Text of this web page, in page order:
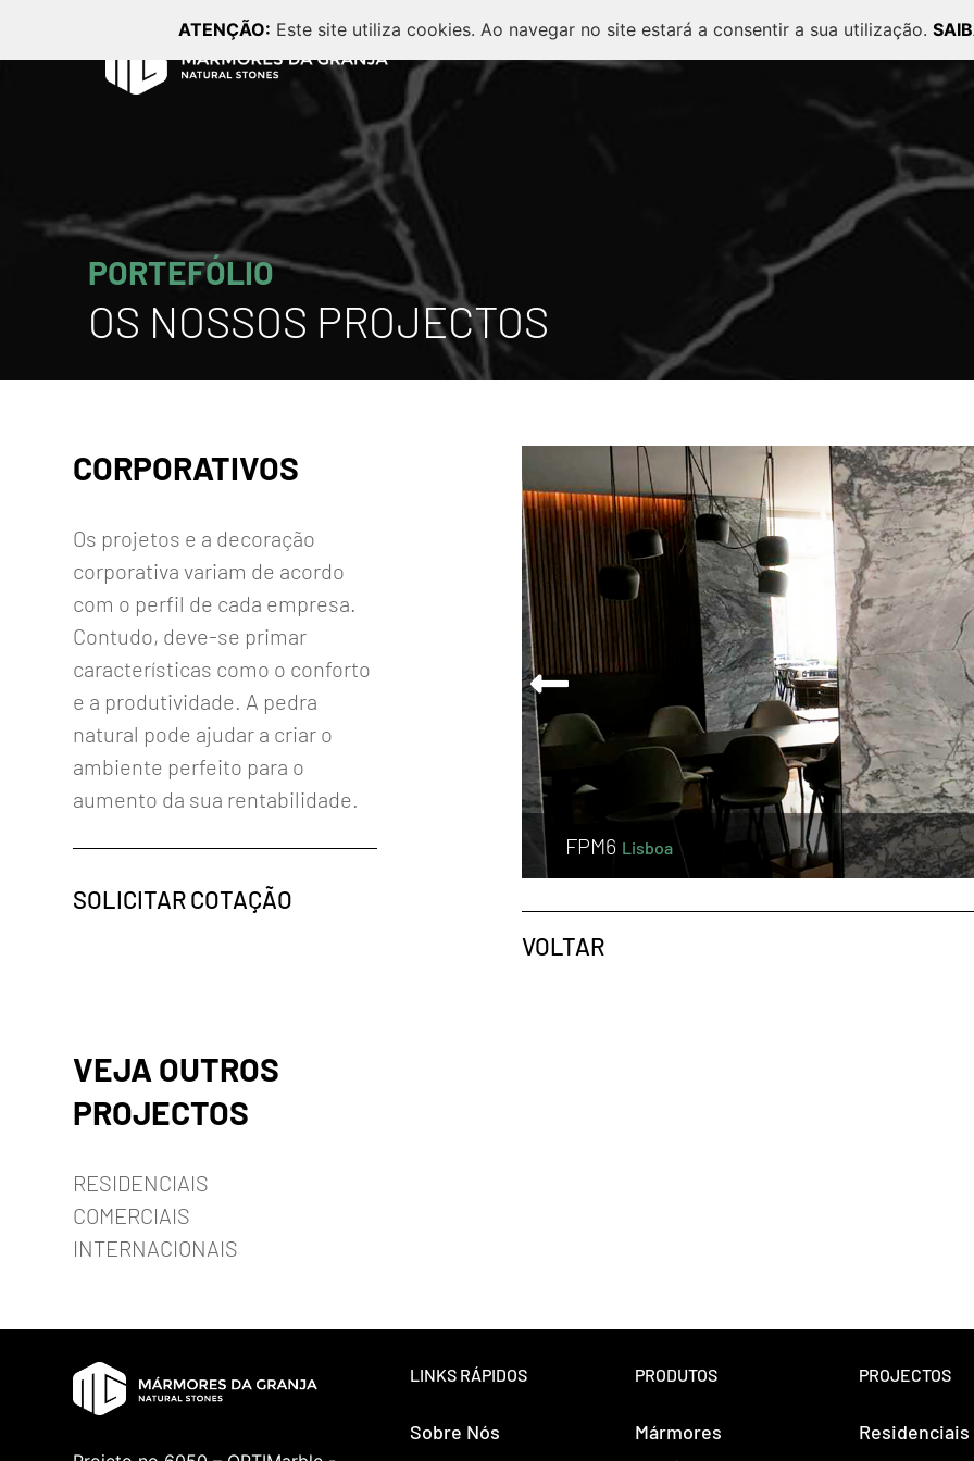
ATENÇÃO: Este site utiliza cookies. Ao navegar no site estará a consentir a sua utilização.
PORTEFÓLIO
OS NOSSOS PROJECTOS
CORPORATIVOS
Os projetos e a decoração
corporativa variam de acordo
com o perfil de cada empresa.
Contudo, deve-se primar
características como o conforto
e a produtividade. A pedra
natural pode ajudar a criar o
ambiente perfeito para o
aumento da sua rentabilidade.
SOLICITAR COTAÇÃO
VEJA OUTROS
PROJECTOS
RESIDENCIAIS
COMERCIAIS
INTERNACIONAIS
FPM6 Lisboa
VOLTAR
LINKS RÁPIDOS
Sobre Nós
PRODUTOS
Mármores
PROJECTOS
Residenciais